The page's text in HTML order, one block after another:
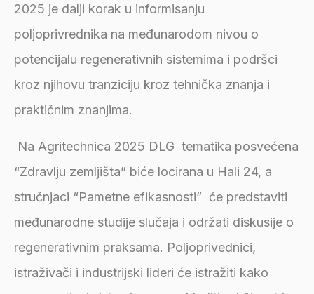
2025 je dalji korak u informisanju
poljoprivrednika na međunarodom nivou o
potencijalu regenerativnih sistemima i podršci
kroz njihovu tranziciju kroz tehnička znanja i
praktičnim znanjima.
Na Agritechnica 2025 DLG tematika posvećena
“Zdravlju zemljišta” biće locirana u Hali 24, a
stručnjaci “Pametne efikasnosti” će predstaviti
međunarodne studije slučaja i održati diskusije o
regenerativnim praksama. Poljoprivednici,
istraživači i industrijski lideri će istražiti kako